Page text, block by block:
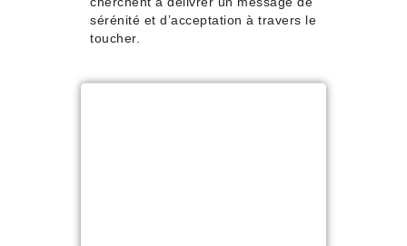
sérénité et d’acceptation à travers le
toucher.